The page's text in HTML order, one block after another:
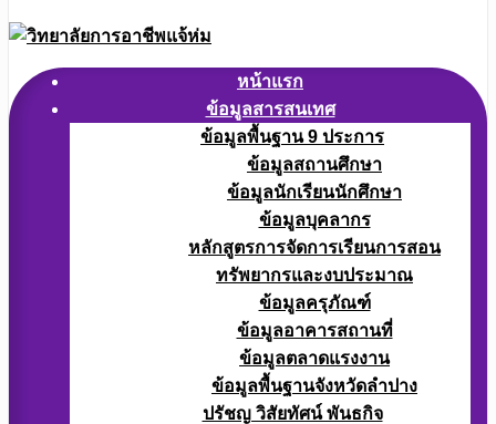
หน้าแรก
ข้อมูลสารสนเทศ
ข้อมูลพื้นฐาน 9 ประการ
ข้อมูลสถานศึกษา
ข้อมูลนักเรียนนักศึกษา
ข้อมูลบุคลากร
หลักสูตรการจัดการเรียนการสอน
ทรัพยากรและงบประมาณ
ข้อมูลครุภัณฑ์
ข้อมูลอาคารสถานที่
ข้อมูลตลาดแรงงาน
ข้อมูลพื้นฐานจังหวัดลำปาง
ปรัชญ วิสัยทัศน์ พันธกิจ